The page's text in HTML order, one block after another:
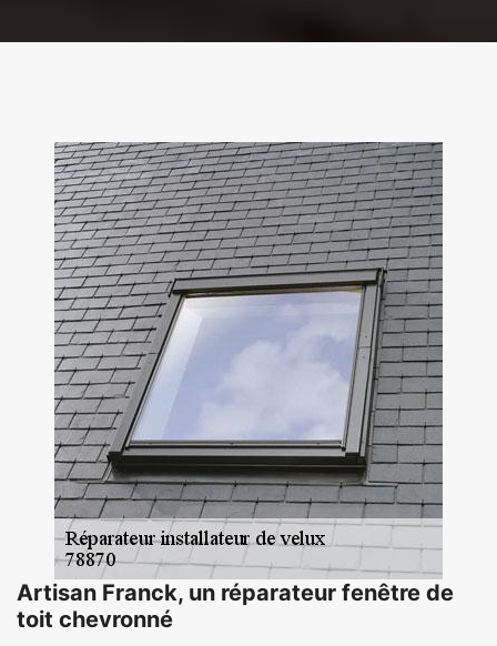
Artisan Franck, un réparateur fenêtre de
toit chevronné